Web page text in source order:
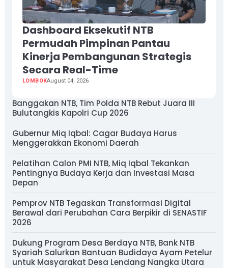
Dashboard Eksekutif NTB
Permudah Pimpinan Pantau
Kinerja Pembangunan Strategis
Secara Real-Time
LOMBOKAugust 04, 2026
Banggakan NTB, Tim Polda NTB Rebut Juara III
Bulutangkis Kapolri Cup 2026
Gubernur Miq Iqbal: Cagar Budaya Harus
Menggerakkan Ekonomi Daerah
Pelatihan Calon PMI NTB, Miq Iqbal Tekankan
Pentingnya Budaya Kerja dan Investasi Masa
Depan
Pemprov NTB Tegaskan Transformasi Digital
Berawal dari Perubahan Cara Berpikir di SENASTIF
2026
Dukung Program Desa Berdaya NTB, Bank NTB
Syariah Salurkan Bantuan Budidaya Ayam Petelur
untuk Masyarakat Desa Lendang Nangka Utara